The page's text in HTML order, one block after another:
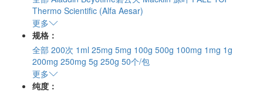
Thermo Scientific (Alfa Aesar)
更多
规格：
全部 200次 1ml 25mg 5mg 100g 500g 100mg 1mg 1g
200mg 250mg 5g 250g 50个/包
更多
纯度：